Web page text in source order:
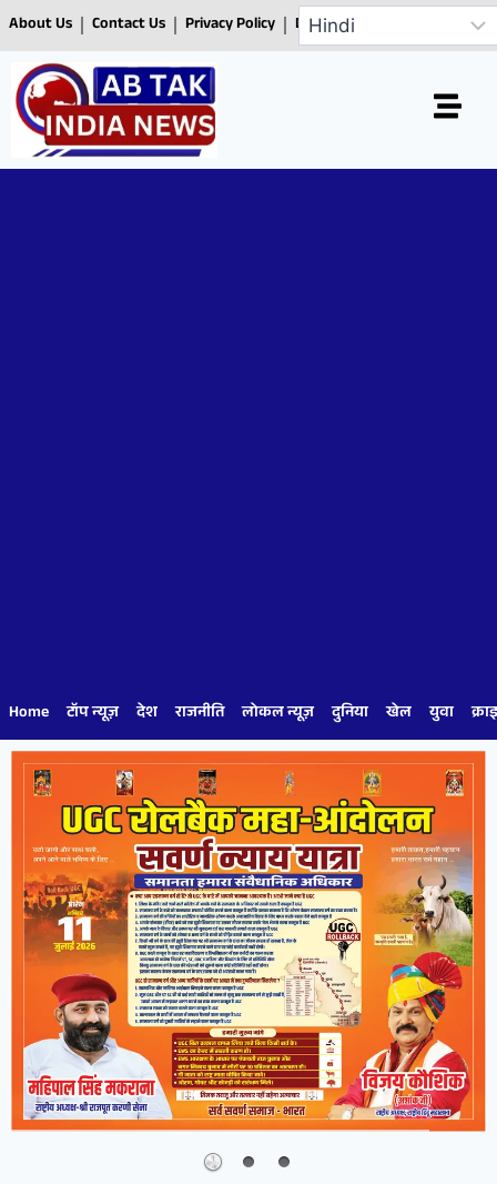
About Us Contact Us Privacy Policy Disclaimer
Home टॉप न्यूज़ देश राजनीति लोकल न्यूज़ दुनिया खेल युवा